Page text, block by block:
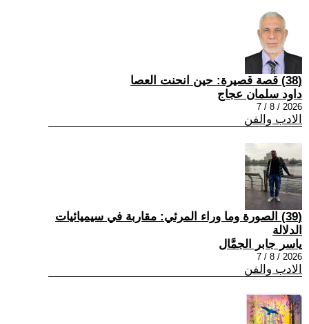
(38) قصة قصيرة: حين انحنت العصا
داود سلمان عجاج
2026 / 8 / 7
الادب والفن
(39) الصورة وما وراء المرئي: مقاربة في سيميائيات
الدلالة
ياسر جابر الجمَّال
2026 / 8 / 7
الادب والفن